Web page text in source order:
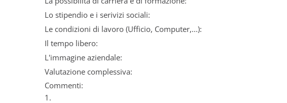
Lo stipendio e i serivizi sociali:
Le condizioni di lavoro (Ufficio, Computer,...):
Il tempo libero:
L'immagine aziendale:
Valutazione complessiva:
Commenti:
1.